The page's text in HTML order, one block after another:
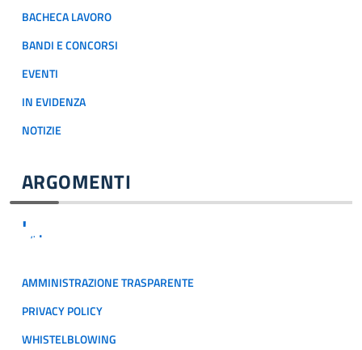
BACHECA LAVORO
BANDI E CONCORSI
EVENTI
IN EVIDENZA
NOTIZIE
ARGOMENTI
' ,. .
AMMINISTRAZIONE TRASPARENTE
PRIVACY POLICY
WHISTELBLOWING